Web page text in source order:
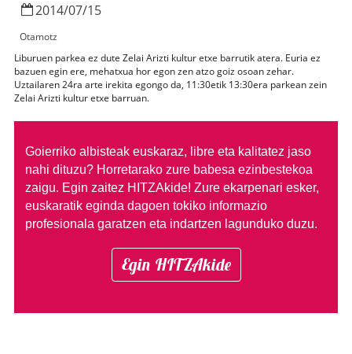
2014/07/15
Otamotz
Liburuen parkea ez dute Zelai Arizti kultur etxe barrutik atera. Euria ez
bazuen egin ere, mehatxua hor egon zen atzo goiz osoan zehar.
Uztailaren 24ra arte irekita egongo da, 11:30etik 13:30era parkean zein
Zelai Arizti kultur etxe barruan.
Goierriko albisteak euskaraz, libre eta kalitatez jaso
nahi dituzu? Horretarako zure babesa ezinbestekoa
zaigu. Egin zaitez HITZAkide! Zure ekarpenari esker,
euskaratik eginda dagoen tokiko informazio
profesionala garatzen eta indartzen lagunduko duzu.
Egin HITZAkide